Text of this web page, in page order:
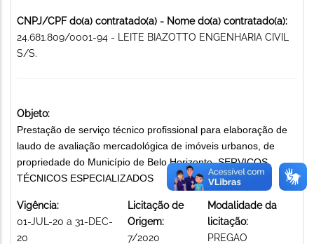
CNPJ/CPF do(a) contratado(a) - Nome do(a) contratado(a):
24.681.809/0001-94 - LEITE BIAZOTTO ENGENHARIA CIVIL
S/S.
Objeto:
Prestação de serviço técnico profissional para elaboração de
laudo de avaliação mercadológica de imóveis urbanos, de
propriedade do Município de Belo Horizonte. SERVIÇOS
TÉCNICOS ESPECIALIZADOS
Vigência:
01-JUL-20 a 31-DEC-
20
Licitação de
Origem:
7/2020
Modalidade da
licitação:
PREGAO